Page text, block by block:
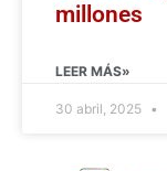
millones
LEER MÁS»
30 abril, 2025